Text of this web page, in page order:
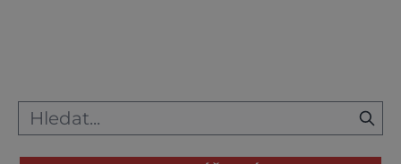
nezpevněné komunikace Doprava: střední